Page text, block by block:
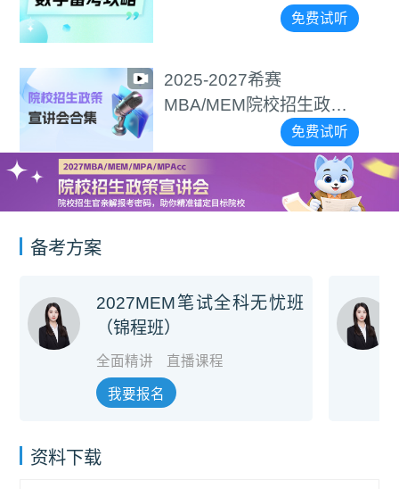
免费试听
2025-2027希赛
MBA/MEM院校招生政策
免费试听
备考方案
2027MEM笔试全科无忧班
（锦程班）
全面精讲 直播课程
我要报名
资料下载